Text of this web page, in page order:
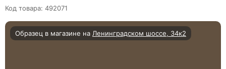
Код товара: 492071
Образец в магазине на Ленинградском шоссе, 34к2